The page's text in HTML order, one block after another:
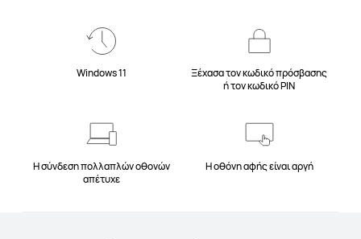
Windows 11
Ξέχασα τον κωδικό πρόσβασης
ή τον κωδικό PIN
Η σύνδεση πολλαπλών οθονών
απέτυχε
Η οθόνη αφής είναι αργή